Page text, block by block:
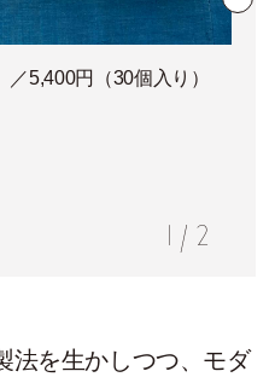
5,400円（30個入り）
1 / 2
法を生かしつつ、モダ